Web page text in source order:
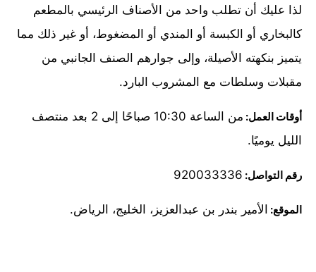
لذا عليك أن تطلب واحد من الأصناف الرئيسي بالمطعم
كالبخاري أو الكبسة أو المندي أو المضغوط، أو غير ذلك مما
يتميز بنكهته الأصيلة، وإلى جوارهم الصنف الجانبي من
مقبلات وسلطات مع المشروب البارد.
أوقات العمل:
من الساعة 10:30 صباحًا إلى 2 بعد منتصف
الليل يوميًا.
رقم التواصل: 920033336
الموقع: الأمير بندر بن عبدالعزيز، الخليج، الرياض.